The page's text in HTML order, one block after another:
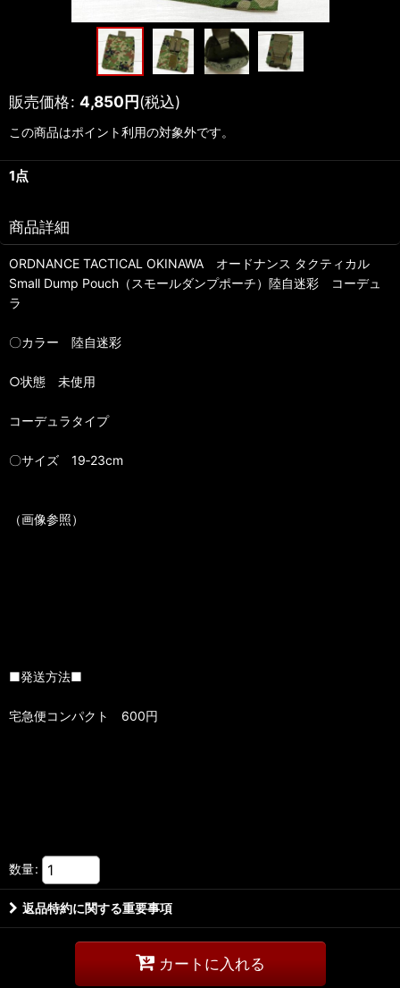
販売価格: 4,850円(税込)
この商品はポイント利用の対象外です。
1点
商品詳細
ORDNANCE TACTICAL OKINAWA オードナンス タクティカル
Small Dump Pouch（スモールダンプポーチ）陸自迷彩 コーデュ
ラ
〇カラー 陸自迷彩
○状態 未使用
コーデュラタイプ
〇サイズ 19‐23cm
（画像参照）
■発送方法■
宅急便コンパクト 600円
数量:
返品特約に関する重要事項
カートに入れる